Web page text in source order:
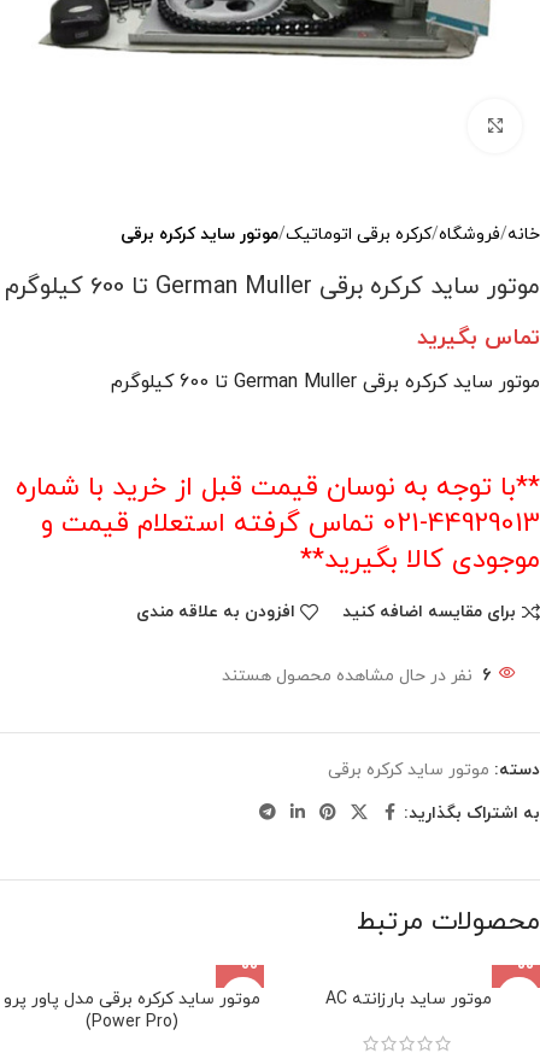
خانه فروشگاه کرکره برقی اتوماتیک موتور ساید کرکره برقی
موتور ساید کرکره برقی German Muller تا 600 کیلوگرم
تماس بگیرید
موتور ساید کرکره برقی German Muller تا 600 کیلوگرم
**با توجه به نوسان قیمت قبل از خرید با شماره
44929013-021 تماس گرفته استعلام قیمت و
موجودی کالا بگیرید**
برای مقایسه اضافه کنید افزودن به علاقه مندی
6 نفر در حال مشاهده محصول هستند
دسته: موتور ساید کرکره برقی
به اشتراک بگذارید:
محصولات مرتبط
موتور ساید بارزانته AC
موتور ساید کرکره برقی مدل پاور پرو
(Power Pro)